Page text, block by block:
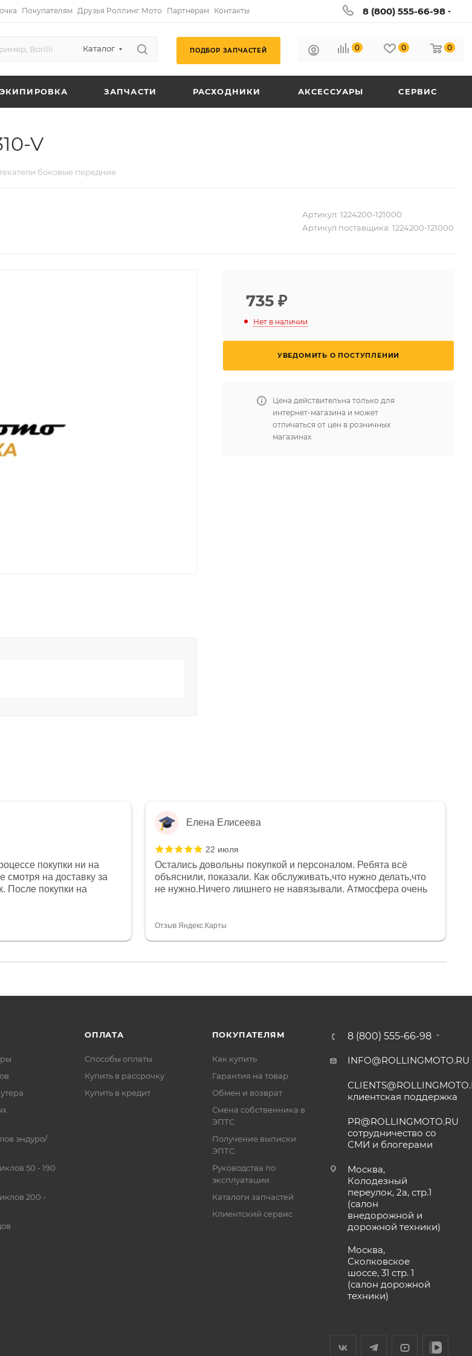
Покупателям Друзья Роллинг Мото Партнёрам Контакты 8 (800) 555-66-98
Каталог ПОДБОР ЗАПЧАСТЕЙ 0 0 0
ЭКИПИРОВКА ЗАПЧАСТИ РАСХОДНИКИ АКСЕССУАРЫ СЕРВИС
V
боковые передние
Артикул: 1224200-121000
Артикул поставщика: 1224200-121000
735 ₽
Нет в наличии
УВЕДОМИТЬ О ПОСТУПЛЕНИИ
Цена действительна только для
интернет-магазина и может
отличаться от цен в розничных
магазинах
покупки ни на
смотря на доставку за
После покупки на
магазина
была решена.
к клиенту после
Елена Елисеева
22 июля
Остались довольны покупкой и персоналом. Ребята всё
объяснили, показали. Как обслуживать,что нужно делать,что
не нужно.Ничего лишнего не навязывали. Атмосфера очень
огромное спасибо Дмитрию, за клиентоориентированность и
Отзыв Яндекс.Карты
эндуро/
50 - 190
200 -
ОПЛАТА
Способы оплаты
Купить в рассрочку
Купить в кредит
ПОКУПАТЕЛЯМ
Как купить
Гарантия на товар
Обмен и возврат
Смена собственника в
ЭПТС
Получение выписки
ЭПТС
Руководства по
эксплуатации
Каталоги запчастей
Клиентский сервис
8 (800) 555-66-98
INFO@ROLLINGMOTO.RU
клиентская поддержка
PR@ROLLINGMOTO.RU
сотрудничество со
СМИ и блогерами
Москва,
Колодезный
переулок, 2а, стр.1
(салон
внедорожной и
дорожной техники)
Москва,
Сколковское
шоссе, 31 стр. 1
(салон дорожной
техники)